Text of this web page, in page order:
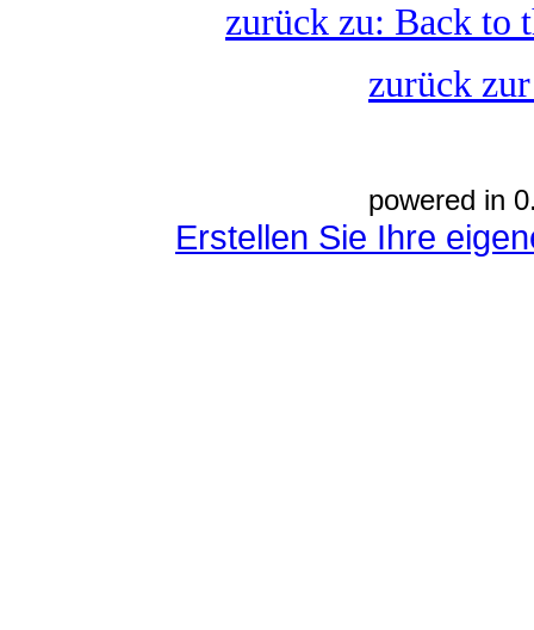
zurück zu: Back to
zurück
powered in
Erstellen Sie Ihre